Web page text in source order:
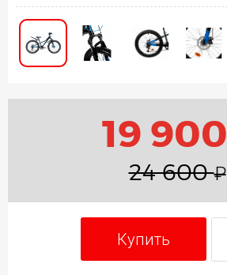
19 900
24 600₽
Купить